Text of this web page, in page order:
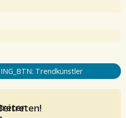
Trendkünstler